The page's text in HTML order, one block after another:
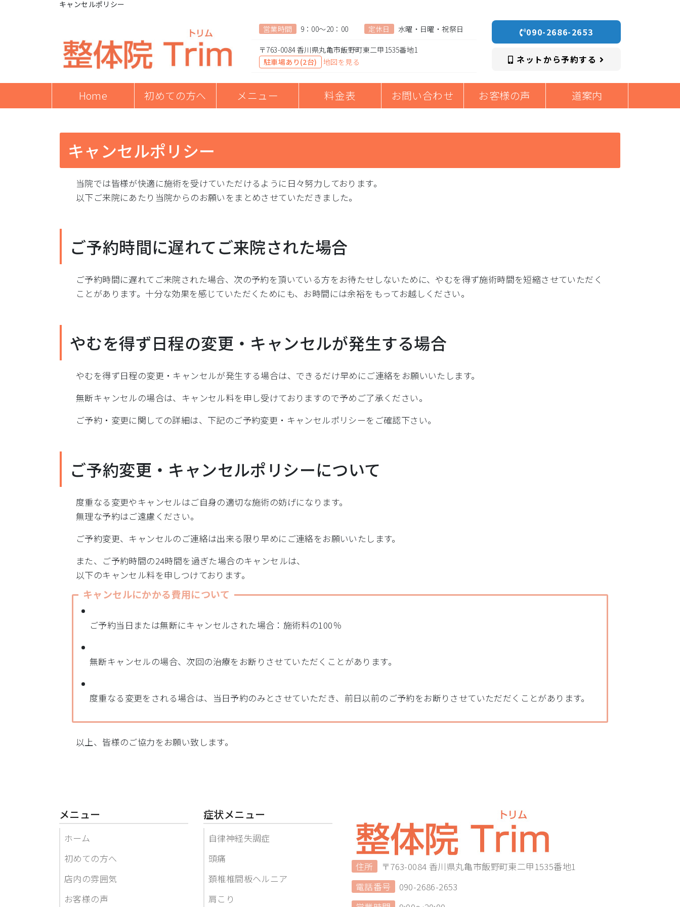
キャンセルポリシー
営業時間 9：00～20：00 定休日 水曜・日曜・祝祭日
〒763-0084 香川県丸亀市飯野町東二甲1535番地1
駐車場あり(2台)
地図を見る
090-2686-2653
ネットから予約する
Home 初めての方へ メニュー 料金表 お問い合わせ お客様の声 道案内
キャンセルポリシー
当院では皆様が快適に施術を受けていただけるように日々努力しております。
以下ご来院にあたり当院からのお願いをまとめさせていただきました。
ご予約時間に遅れてご来院された場合
ご予約時間に遅れてご来院された場合、次の予約を頂いている方をお待たせしないために、やむを得ず施術時間を短縮させていただく
ことがあります。十分な効果を感じていただくためにも、お時間には余裕をもってお越しください。
やむを得ず日程の変更・キャンセルが発生する場合
やむを得ず日程の変更・キャンセルが発生する場合は、できるだけ早めにご連絡をお願いいたします。
無断キャンセルの場合は、キャンセル料を申し受けておりますので予めご了承ください。
ご予約・変更に関しての詳細は、下記のご予約変更・キャンセルポリシーをご確認下さい。
ご予約変更・キャンセルポリシーについて
度重なる変更やキャンセルはご自身の適切な施術の妨げになります。
無理な予約はご遠慮ください。
ご予約変更、キャンセルのご連絡は出来る限り早めにご連絡をお願いいたします。
また、ご予約時間の24時間を過ぎた場合のキャンセルは、
以下のキャンセル料を申しつけております。
キャンセルにかかる費用について
ご予約当日または無断にキャンセルされた場合：施術料の100％
無断キャンセルの場合、次回の治療をお断りさせていただくことがあります。
度重なる変更をされる場合は、当日予約のみとさせていただき、前日以前のご予約をお断りさせていただだくことがあります。
以上、皆様のご協力をお願い致します。
メニュー
ホーム
初めての方へ
店内の雰囲気
お客様の声
症状メニュー
自律神経失調症
頭痛
頚椎椎間板ヘルニア
肩こり
住所
〒763-0084 香川県丸亀市飯野町東二甲1535番地1
電話番号
090-2686-2653